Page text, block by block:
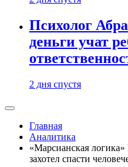
Психолог
деньги учат
2 дня спустя
Главная
Аналитика
«Марсианская
захотел спасти